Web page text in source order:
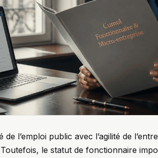
de l’emploi public avec l’agilité de
le statut de fonctionnaire